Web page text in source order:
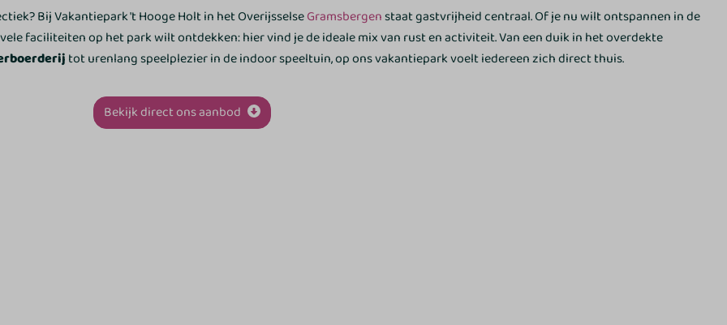
Bij Vakantiepark 't Hooge Holt in het OverijsselseGramsbergenstaat gastvrijheid centraal. Of je nu wilt ontspannen in de
faciliteiten op het park wilt ontdekken: hier vind je de ideale mix van rust en activiteit. Van een duik in het overdekte
tot urenlang speelplezier in de indoor speeltuin, op ons vakantiepark voelt iedereen zich direct thuis.
Bekijk direct ons aanbod